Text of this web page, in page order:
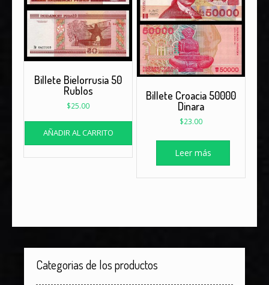
Billete Bielorrusia 50
Rublos
$25.00
AÑADIR AL CARRITO
Billete Croacia 50000
Dinara
$23.00
Leer más
Categorias de los productos